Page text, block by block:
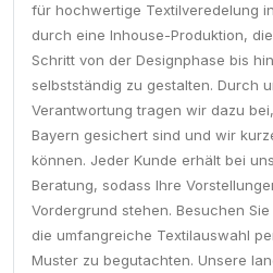
für hochwertige Textilveredelung
durch eine Inhouse-Produktion,
Schritt von der Designphase bis
selbstständig zu gestalten. Durch
Verantwortung tragen wir dazu
Bayern gesichert sind und wir
können. Jeder Kunde erhält bei
Beratung, sodass Ihre
Vordergrund stehen. Besuchen
die umfangreiche Textilauswahl
Muster zu begutachten. Unsere